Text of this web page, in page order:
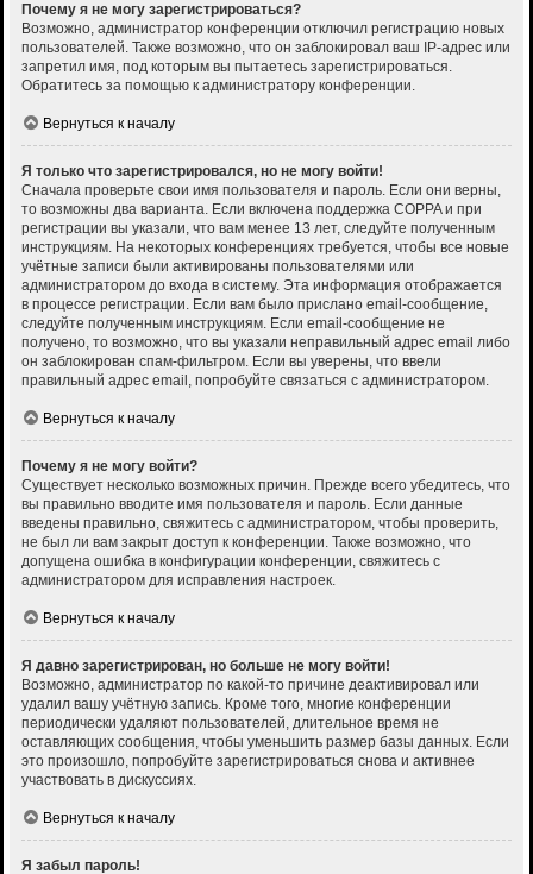
Почему я не могу зарегистрироваться?
Возможно, администратор конференции отключил регистрацию новых
пользователей. Также возможно, что он заблокировал ваш IP-адрес или
запретил имя, под которым вы пытаетесь зарегистрироваться.
Обратитесь за помощью к администратору конференции.
Вернуться к началу
Я только что зарегистрировался, но не могу войти!
Сначала проверьте свои имя пользователя и пароль. Если они верны,
то возможны два варианта. Если включена поддержка COPPA и при
регистрации вы указали, что вам менее 13 лет, следуйте полученным
инструкциям. На некоторых конференциях требуется, чтобы все новые
учётные записи были активированы пользователями или
администратором до входа в систему. Эта информация отображается
в процессе регистрации. Если вам было прислано email-сообщение,
следуйте полученным инструкциям. Если email-сообщение не
получено, то возможно, что вы указали неправильный адрес email либо
он заблокирован спам-фильтром. Если вы уверены, что ввели
правильный адрес email, попробуйте связаться с администратором.
Вернуться к началу
Почему я не могу войти?
Существует несколько возможных причин. Прежде всего убедитесь, что
вы правильно вводите имя пользователя и пароль. Если данные
введены правильно, свяжитесь с администратором, чтобы проверить,
не был ли вам закрыт доступ к конференции. Также возможно, что
допущена ошибка в конфигурации конференции, свяжитесь с
администратором для исправления настроек.
Вернуться к началу
Я давно зарегистрирован, но больше не могу войти!
Возможно, администратор по какой-то причине деактивировал или
удалил вашу учётную запись. Кроме того, многие конференции
периодически удаляют пользователей, длительное время не
оставляющих сообщения, чтобы уменьшить размер базы данных. Если
это произошло, попробуйте зарегистрироваться снова и активнее
участвовать в дискуссиях.
Вернуться к началу
Я забыл пароль!